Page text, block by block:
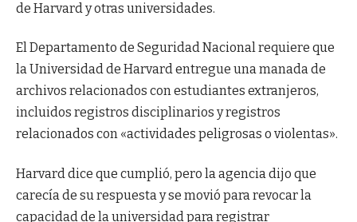
de Harvard y otras universidades.
El Departamento de Seguridad Nacional requiere que
la Universidad de Harvard entregue una manada de
archivos relacionados con estudiantes extranjeros,
incluidos registros disciplinarios y registros
relacionados con «actividades peligrosas o violentas».
Harvard dice que cumplió, pero la agencia dijo que
carecía de su respuesta y se movió para revocar la
capacidad de la universidad para registrar